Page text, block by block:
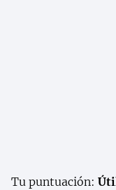
Tu puntuación: